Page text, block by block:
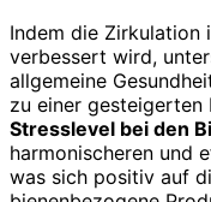
Indem die Zirkulation
verbessert wird,
allgemeine
zu einer gesteigerten
Stresslevel bei den
harmonischeren und
was sich positiv auf